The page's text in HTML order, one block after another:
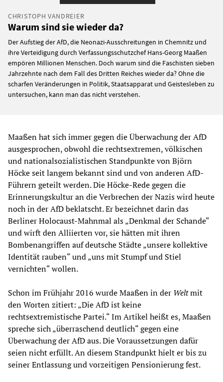
CHRISTOPH VANDREIER
Warum sind sie wieder da?
Der Aufstieg der AfD, die Neonazi-Ausschreitungen in Chemnitz und
ihre Verteidigung durch Verfassungsschutzchef Hans-Georg Maaßen
empören Millionen Menschen. Doch warum sind die Faschisten sieben
Jahrzehnte nach dem Fall des Dritten Reiches wieder da? Ohne die
scharfen Veränderungen in Politik, Staatsapparat und Geistesleben zu
untersuchen, kann man das nicht verstehen.
Maaßen hat sich immer gegen die Überwachung der AfD
ausgesprochen, obwohl die rechtsextremen, völkischen
und nationalsozialistischen Standpunkte von Björn
Höcke seit langem bekannt sind und von anderen AfD-
Führern geteilt werden. Die Höcke-Rede gegen die
Erinnerungskultur an die Verbrechen der Nazis wird heute
noch in der AfD beklatscht. Er bezeichnet darin das
Berliner Holocaust-Mahnmal als „Denkmal der Schande“
und wirft den Alliierten vor, sie hätten mit ihren
Bombenangriffen auf deutsche Städte „unsere kollektive
Identität rauben“ und „uns mit Stumpf und Stiel
vernichten“ wollen.
Schon im Frühjahr 2016 wurde Maaßen in der Weltmit
den Worten zitiert: „Die AfD ist keine
rechtsextremistische Partei.“ Im Artikel heißt es, Maaßen
spreche sich „überraschend deutlich“ gegen eine
Überwachung der AfD aus. Die Voraussetzungen dafür
seien nicht erfüllt. An diesem Standpunkt hielt er bis zu
seiner Entlassung und vorzeitigen Pensionierung fest.